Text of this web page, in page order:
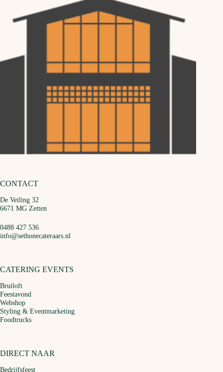
CONTACT
De Veiling 32
6671 MG Zetten
0488 427 536
info@sethonecateraars.nl
CATERING EVENTS
Bruiloft
Feestavond
Webshop
Styling & Eventmarketing
Foodtrucks
DIRECT NAAR
Bedrijfsfeest